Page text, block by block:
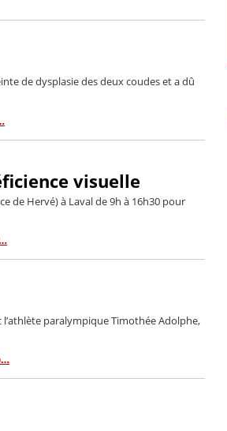
de dysplasie des deux coudes et a dû
visuelle
de Hervé) à Laval de 9h à 16h30 pour
paralympique Timothée Adolphe,